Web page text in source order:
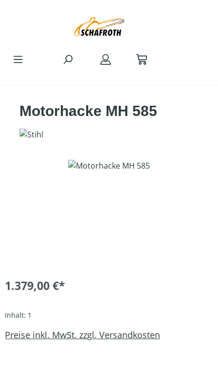
Motorhacke MH 585
Bildergalerie überspringen
1.379,00 €*
Inhalt: 1
Preise inkl. MwSt. zzgl. Versandkosten